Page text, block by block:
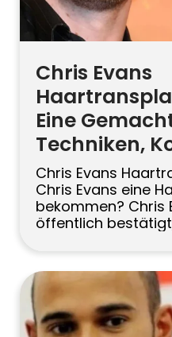
Chris Evans
Eine
Techniken,
Chris Evans
Chris Evans eine
bekommen? Chris
öffentlich
haben. Dennoch
eine voller
Auftritten und
einem
medizinischen